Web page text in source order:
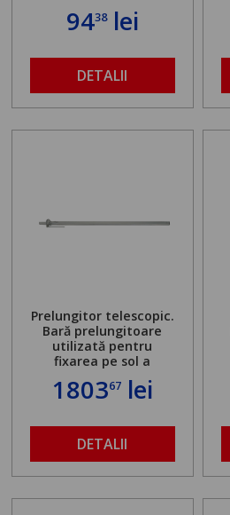
9438lei
DETALII
Prelungitor telescopic.
Bară prelungitoare
utilizată pentru
fixarea pe sol a
standului mașinii de
găurit în locul
maximă admisă de 500
kg și înălțime reglabilă
de la 1,8 la 2,9 m
180367lei
DETALII